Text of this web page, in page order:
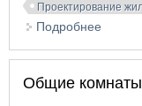
Проектирование
Подробнее
Общие